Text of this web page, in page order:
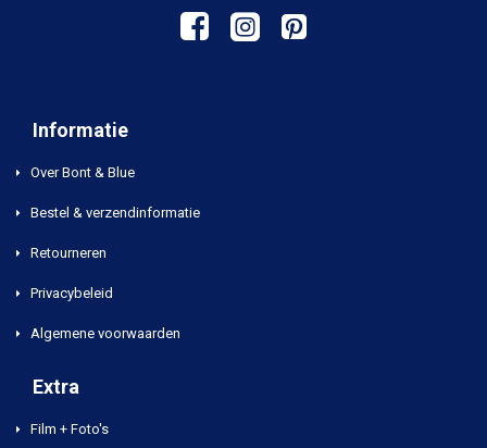
Informatie
Over Bont & Blue
Bestel & verzendinformatie
Retourneren
Privacybeleid
Algemene voorwaarden
Extra
Film + Foto's